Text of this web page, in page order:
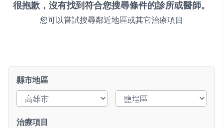
很抱歉，沒有找到符合您搜尋條件的診所或醫師。
您可以嘗試搜尋鄰近地區或其它治療項目
縣市地區
治療項目